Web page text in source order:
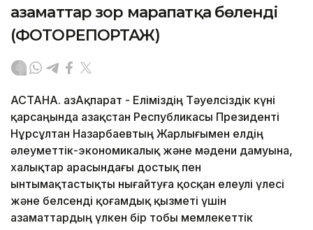
азаматтар зор марапатқа бөленді
(ФОТОРЕПОРТАЖ)
АСТАНА. ҚазАқпарат - Еліміздің Тәуелсіздік күні
қарсаңында Қазақстан Республикасы Президенті
Нұрсұлтан Назарбаевтың Жарлығымен елдің
әлеуметтік-экономикалық және мәдени дамуына,
халықтар арасындағы достық пен
ынтымақтастықты нығайтуға қосқан елеулі үлесі
және белсенді қоғамдық қызметі үшін
азаматтардың үлкен бір тобы мемлекеттік